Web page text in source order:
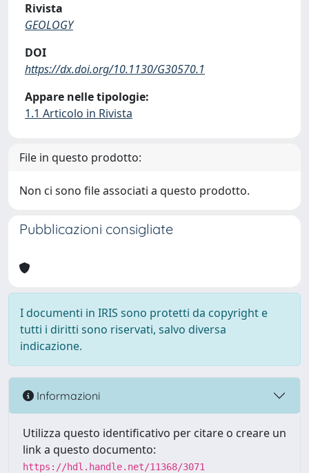
Rivista
GEOLOGY
DOI
https://dx.doi.org/10.1130/G30570.1
Appare nelle tipologie:
1.1 Articolo in Rivista
File in questo prodotto:
Non ci sono file associati a questo prodotto.
Pubblicazioni consigliate
I documenti in IRIS sono protetti da copyright e
tutti i diritti sono riservati, salvo diversa
indicazione.
Informazioni
Utilizza questo identificativo per citare o creare un
link a questo documento:
https://hdl.handle.net/11368/3071